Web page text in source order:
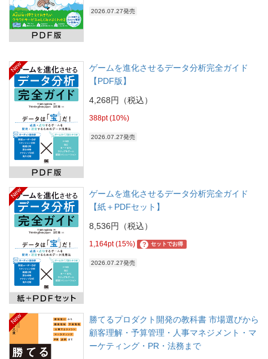
2026.07.27発売
New
ゲームを進化させるデータ分析完全ガイド
【PDF版】
4,268円（税込）
388pt (10%)
2026.07.27発売
New
ゲームを進化させるデータ分析完全ガイド
【紙＋PDFセット】
8,536円（税込）
1,164pt (15%) ? セットでお得
2026.07.27発売
New
勝てるプロダクト開発の教科書 市場選びから
顧客理解・予算管理・人事マネジメント・マ
ーケティング・PR・法務まで